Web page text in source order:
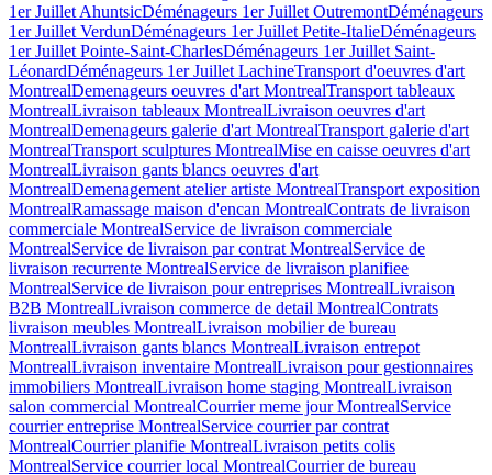
1er Juillet AhuntsicDéménageurs 1er Juillet OutremontDéménageurs
1er Juillet VerdunDéménageurs 1er Juillet Petite-ItalieDéménageurs
1er Juillet Pointe-Saint-CharlesDéménageurs 1er Juillet Saint-
LéonardDéménageurs 1er Juillet LachineTransport d'oeuvres d'art
MontrealDemenageurs oeuvres d'art MontrealTransport tableaux
MontrealLivraison tableaux MontrealLivraison oeuvres d'art
MontrealDemenageurs galerie d'art MontrealTransport galerie d'art
MontrealTransport sculptures MontrealMise en caisse oeuvres d'art
MontrealLivraison gants blancs oeuvres d'art
MontrealDemenagement atelier artiste MontrealTransport exposition
MontrealRamassage maison d'encan MontrealContrats de livraison
commerciale MontrealService de livraison commerciale
MontrealService de livraison par contrat MontrealService de
livraison recurrente MontrealService de livraison planifiee
MontrealService de livraison pour entreprises MontrealLivraison
B2B MontrealLivraison commerce de detail MontrealContrats
livraison meubles MontrealLivraison mobilier de bureau
MontrealLivraison gants blancs MontrealLivraison entrepot
MontrealLivraison inventaire MontrealLivraison pour gestionnaires
immobiliers MontrealLivraison home staging MontrealLivraison
salon commercial MontrealCourrier meme jour MontrealService
courrier entreprise MontrealService courrier par contrat
MontrealCourrier planifie MontrealLivraison petits colis
MontrealService courrier local MontrealCourrier de bureau